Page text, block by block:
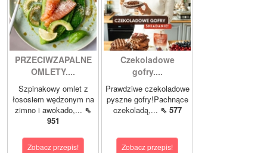
PRZECIWZAPALNE
OMLETY....
Szpinakowy omlet z
łososiem wędzonym na
zimno i awokado,... ⇖
951
Zobacz przepis!
Czekoladowe
gofry....
Prawdziwe czekoladowe
pyszne gofry!Pachnące
czekoladą,... ⇖ 577
Zobacz przepis!